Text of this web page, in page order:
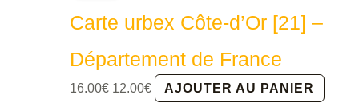
Carte urbex Côte-d’Or [21] –
Département de France
16.00€ Le
12.00€Le AJOUTER AU PANIER